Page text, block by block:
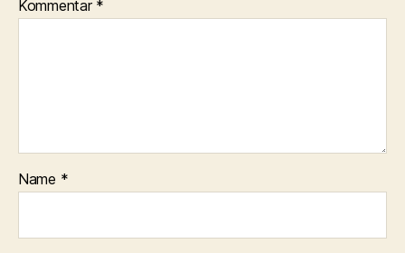
Kommentar *
Name *